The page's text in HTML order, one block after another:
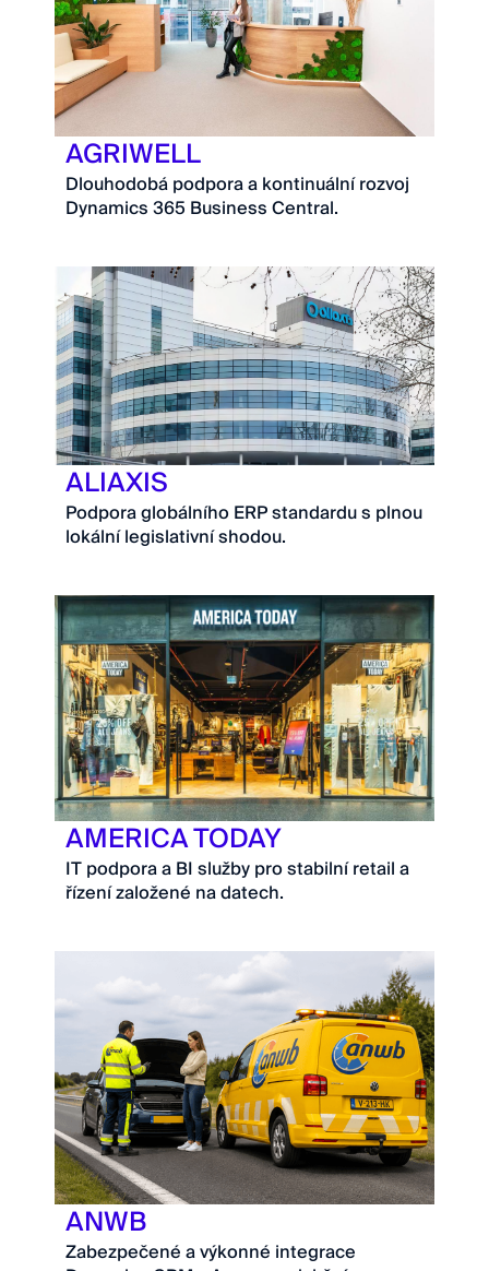
AGRIWELL
Dlouhodobá podpora a kontinuální rozvoj
Dynamics 365 Business Central.
ALIAXIS
Podpora globálního ERP standardu s plnou
lokální legislativní shodou.
AMERICA TODAY
IT podpora a BI služby pro stabilní retail a
řízení založené na datech.
ANWB
Zabezpečené a výkonné integrace